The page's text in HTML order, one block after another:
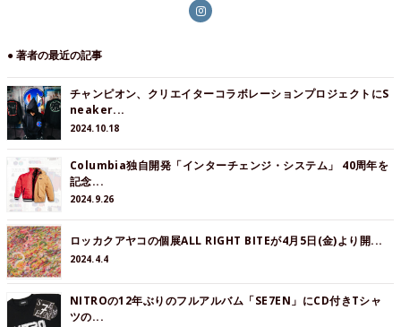
● 著者の最近の記事
チャンピオン、クリエイターコラボレーションプロジェクトにS
neaker...
2024.10.18
Columbia独自開発「インターチェンジ・システム」 40周年を
記念...
2024.9.26
ロッカクアヤコの個展ALL RIGHT BITEが4月5日(金)より開...
2024.4.4
NITROの12年ぶりのフルアルバム「SE7EN」にCD付きTシャ
ツの...